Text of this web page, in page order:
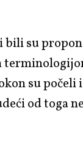
bili su
su počeli
od toga